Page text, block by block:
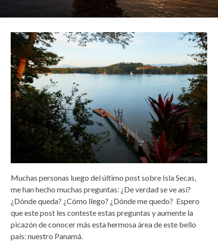
Muchas personas luego del último post sobre Isla Secas,
me han hecho muchas preguntas: ¿De verdad se ve así?
¿Dónde queda? ¿Cómo llego? ¿Dónde me quedo? Espero
que este post les conteste estas preguntas y aumente la
picazón de conocer más esta hermosa área de este bello
país: nuestro Panamá.